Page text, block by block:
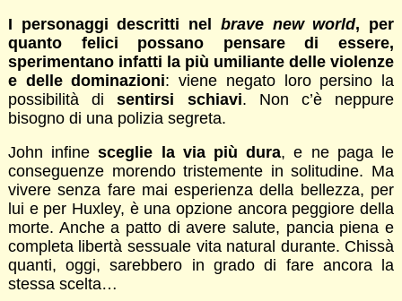
I personaggi descritti nel brave new world, per
quanto felici possano pensare di essere,
sperimentano infatti la più umiliante delle violenze
e delle dominazioni: viene negato loro persino la
possibilità disentirsi schiavi. Non c’è neppure
bisogno di una polizia segreta.
John infinesceglie la via più dura, e ne paga le
conseguenze morendo tristemente in solitudine. Ma
vivere senza fare mai esperienza della bellezza, per
lui e per Huxley, è una opzione ancora peggiore della
morte. Anche a patto di avere salute, pancia piena e
completa libertà sessuale vita natural durante. Chissà
quanti, oggi, sarebbero in grado di fare ancora la
stessa scelta…